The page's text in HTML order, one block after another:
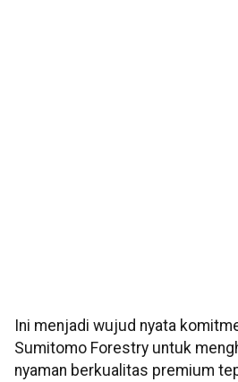
Ini menjadi wujud nyata
Sumitomo Forestry untuk
nyaman berkualitas premium